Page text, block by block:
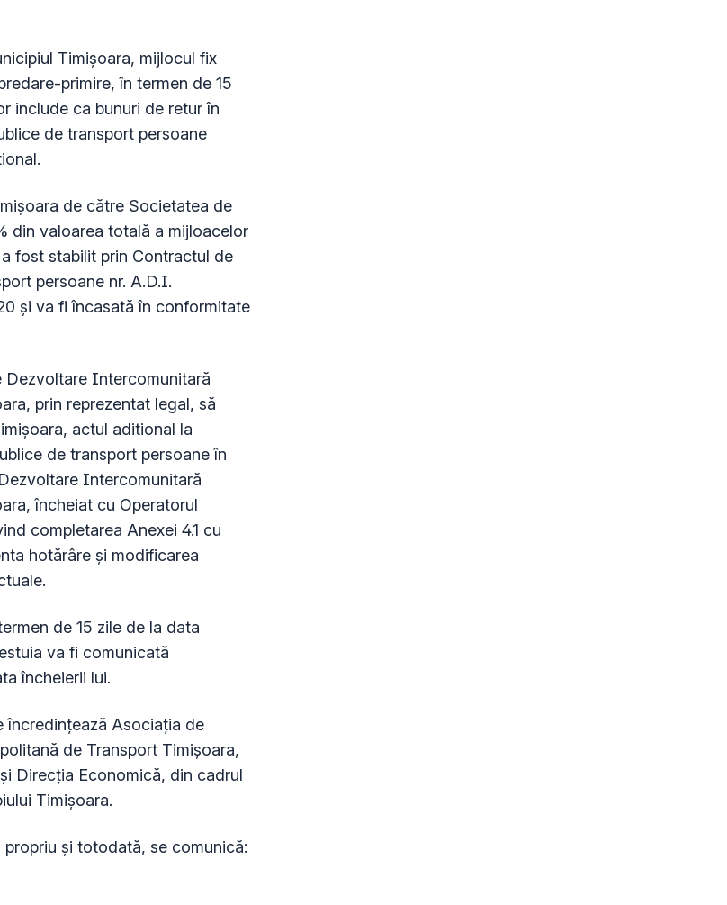
Timișoara, mijlocul fix
primire, în termen de 15
include ca bunuri de retur în
de transport persoane
de către Societatea de
din valoarea totală a mijloacelor
fost stabilit prin Contractul de
persoane nr. A.D.I.
și va fi încasată în conformitate
Dezvoltare Intercomunitară
prin reprezentat legal, să
actul aditional la
de transport persoane în
Intercomunitară
încheiat cu Operatorul
completarea Anexei 4.1 cu
hotărâre și modificarea
de 15 zile de la data
va fi comunicată
încheierii lui.
încredințează Asociația de
de Transport Timișoara,
Direcția Economică, din cadrul
Timișoara.
şi totodată, se comunică: